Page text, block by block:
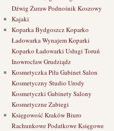
Dźwig Żuraw Podnośnik Koszowy
Kajaki
Koparka Bydgoszcz Koparko
Ładowarka Wynajem Koparki
Koparko Ładowarki Usługi Toruń
Inowrocław Grudziądz
Kosmetyczka Piła Gabinet Salon
Kosmetyczny Studio Urody
Kosmetyczki Gabinety Salony
Kosmetyczne Zabiegi
Księgowość Kraków Biuro
Rachunkowe Podatkowe Księgowe